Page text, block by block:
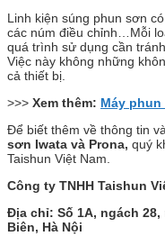
Linh kiện súng phun sơn
các núm điều chỉnh…Mỗi
quá trình sử dụng cần
Việc này không những
cả thiết bị.
>>> Xem thêm: Máy phun
Để biết thêm về thông tin
sơn Iwata và Prona, quý
Taishun Việt Nam.
Công ty TNHH Taishun
Địa chỉ: Số 1A, ngách
Biên, Hà Nội